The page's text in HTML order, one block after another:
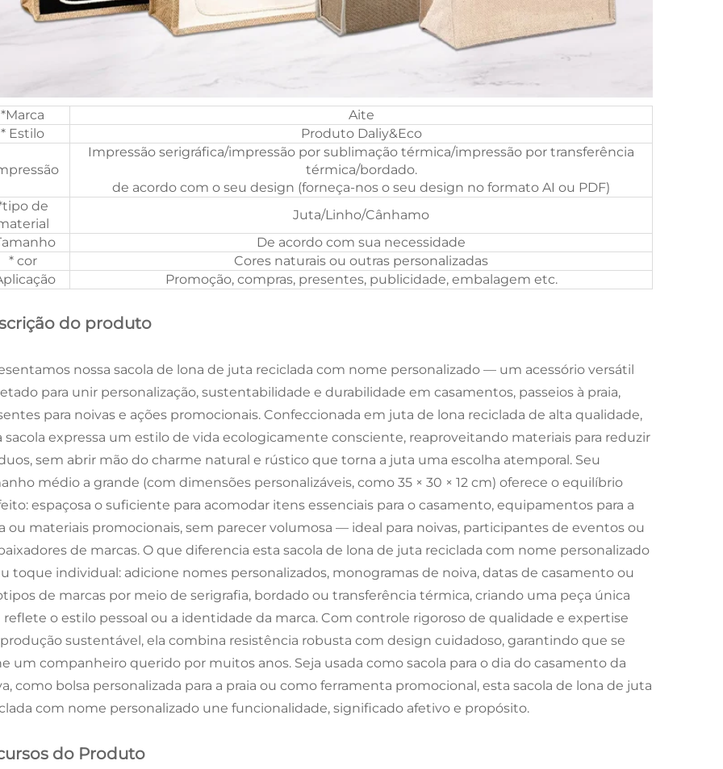
*Marca
Aite
* Estilo
Produto Daliy&Eco
Impressão serigráfica/impressão por sublimação térmica/impressão por transferência
térmica/bordado.
de acordo com o seu design (forneça-nos o seu design no formato AI ou PDF)
de
Juta/Linho/Cânhamo
De acordo com sua necessidade
* cor
Cores naturais ou outras personalizadas
Promoção, compras, presentes, publicidade, embalagem etc.
do produto
nossa sacola de lona de juta reciclada com nome personalizado — um acessório versátil
para unir personalização, sustentabilidade e durabilidade em casamentos, passeios à praia,
para noivas e ações promocionais. Confeccionada em juta de lona reciclada de alta qualidade,
sacola expressa um estilo de vida ecologicamente consciente, reaproveitando materiais para reduzir
sem abrir mão do charme natural e rústico que torna a juta uma escolha atemporal. Seu
médio a grande (com dimensões personalizáveis, como 35 × 30 × 12 cm) oferece o equilíbrio
espaçosa o suficiente para acomodar itens essenciais para o casamento, equipamentos para a
ou materiais promocionais, sem parecer volumosa — ideal para noivas, participantes de eventos ou
de marcas. O que diferencia esta sacola de lona de juta reciclada com nome personalizado
toque individual: adicione nomes personalizados, monogramas de noiva, datas de casamento ou
de marcas por meio de serigrafia, bordado ou transferência térmica, criando uma peça única
reflete o estilo pessoal ou a identidade da marca. Com controle rigoroso de qualidade e expertise
sustentável, ela combina resistência robusta com design cuidadoso, garantindo que se
um companheiro querido por muitos anos. Seja usada como sacola para o dia do casamento da
como bolsa personalizada para a praia ou como ferramenta promocional, esta sacola de lona de juta
com nome personalizado une funcionalidade, significado afetivo e propósito.
do Produto